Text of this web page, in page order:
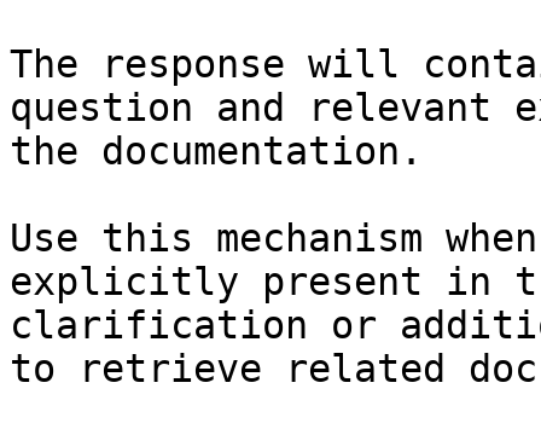
The response will
question and relevant
the documentation.
Use this mechanism
explicitly present in
clarification or